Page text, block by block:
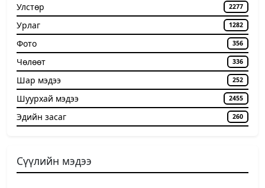
Улстөр 2277
Урлаг 1282
Фото 356
Чѳлѳѳт 336
Шар мэдээ 252
Шуурхай мэдээ 2455
Эдийн засаг 260
Сүүлийн мэдээ